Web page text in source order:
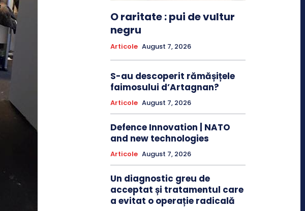
O raritate : pui de vultur
negru
Articole August 7, 2026
S-au descoperit rămășițele
faimosului d’Artagnan?
Articole August 7, 2026
Defence Innovation | NATO
and new technologies
Articole August 7, 2026
Un diagnostic greu de
acceptat și tratamentul care
a evitat o operație radicală